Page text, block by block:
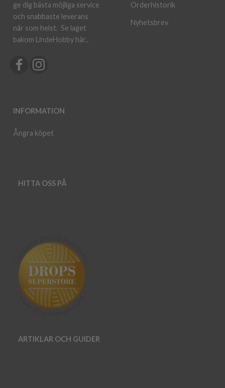
ge dig bästa möjliga service
och snabbaste leverans
när som helst. Se laget
bakom LindeHobby här..
INFORMATION
Ångra köpet
Orderhistorik
Nyhetsbrev
HITTA OSS PÅ
ARTIKLAR OCH GUIDER